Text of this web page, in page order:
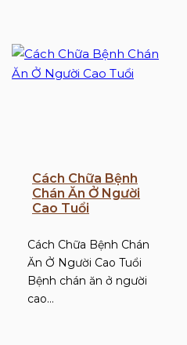
Cách Chữa Bệnh
Chán Ăn Ở Người
Cao Tuổi
Cách Chữa Bệnh Chán
Ăn Ở Người Cao Tuổi
Bệnh chán ăn ở người
cao…